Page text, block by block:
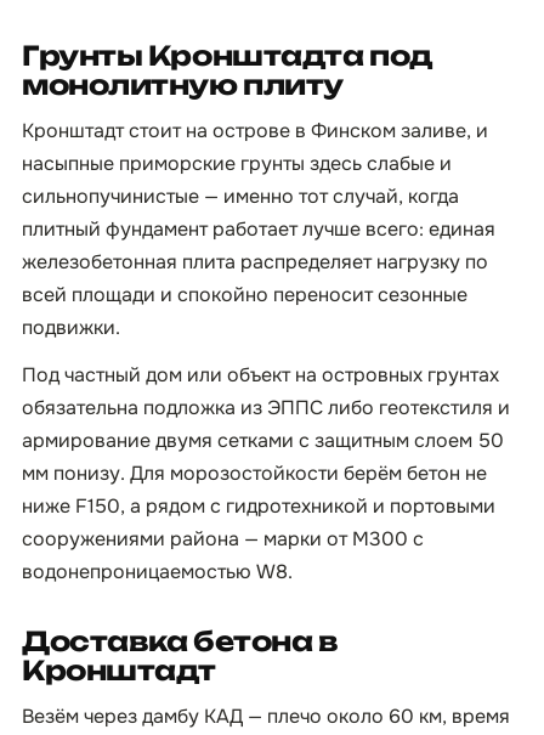
Грунты Кронштадта под
монолитную плиту
Кронштадт стоит на острове в Финском заливе, и
насыпные приморские грунты здесь слабые и
сильнопучинистые — именно тот случай, когда
плитный фундамент работает лучше всего: единая
железобетонная плита распределяет нагрузку по
всей площади и спокойно переносит сезонные
подвижки.
Под частный дом или объект на островных грунтах
обязательна подложка из ЭППС либо геотекстиля и
армирование двумя сетками с защитным слоем 50
мм понизу. Для морозостойкости берём бетон не
ниже F150, а рядом с гидротехникой и портовыми
сооружениями района — марки от М300 с
водонепроницаемостью W8.
Доставка бетона в
Кронштадт
Везём через дамбу КАД — плечо около 60 км, время